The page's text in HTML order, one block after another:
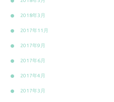
2018年3月
2017年11月
2017年9月
2017年6月
2017年4月
2017年3月